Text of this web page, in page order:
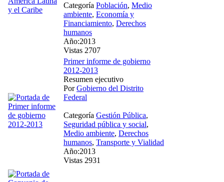
Categoría Población, Medio
ambiente, Economía y
Financiamiento, Derechos
humanos
Año:2013
Vistas 2707
Primer informe de gobierno
2012-2013
Resumen ejecutivo
PorGobierno del Distrito
Federal
Categoría Gestión Pública,
Seguridad pública y social,
Medio ambiente, Derechos
humanos, Transporte y Vialidad
Año:2013
Vistas 2931